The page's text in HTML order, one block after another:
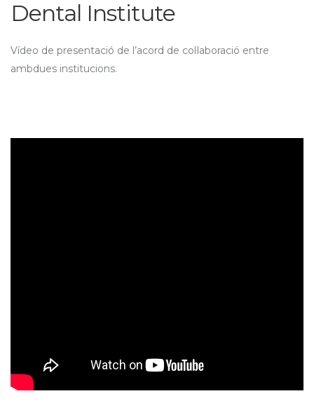
Dental Institute
Vídeo de presentació de l’acord de col·laboració entre
ambdues institucions.